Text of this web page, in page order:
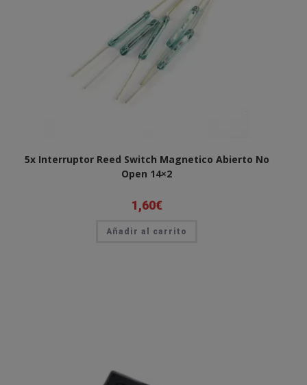
5x Interruptor Reed Switch Magnetico Abierto No
Open 14×2
1,60€
Añadir al carrito